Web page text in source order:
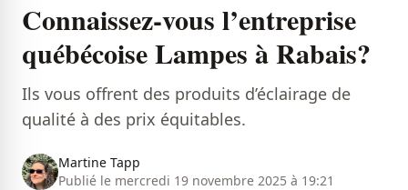
Connaissez-vous l’entreprise
québécoise Lampes à Rabais?
Ils vous offrent des produits d’éclairage de
qualité à des prix équitables.
Martine Tapp
Publié le mercredi 19 novembre 2025 à 19:21